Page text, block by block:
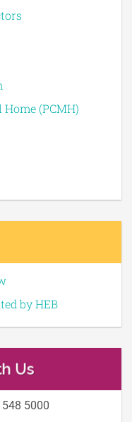
(PCMH)
by HEB
Us
5000